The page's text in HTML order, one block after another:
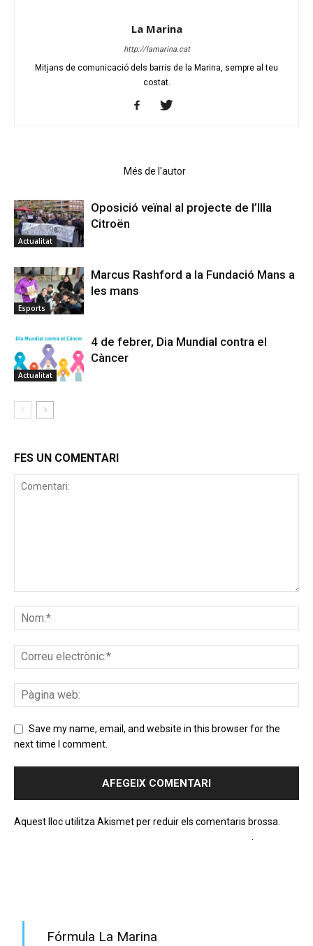
La Marina
http://lamarina.cat
Mitjans de comunicació dels barris de la Marina, sempre al teu
costat.
Més de l'autor
Actualitat
Oposició veïnal al projecte de l’Illa
Citroën
Esports
Marcus Rashford a la Fundació Mans a
les mans
Actualitat
4 de febrer, Dia Mundial contra el
Càncer
FES UN COMENTARI
Save my name, email, and website in this browser for the
next time I comment.
Aquest lloc utilitza Akismet per reduir els comentaris brossa.
Fórmula La Marina